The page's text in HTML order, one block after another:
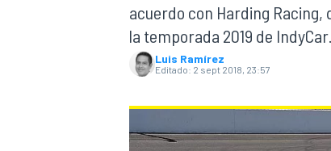
acuerdo con Harding
la temporada 2019 de IndyCar.
Luis Ramírez
Editado: 2 sept 2018, 23:57